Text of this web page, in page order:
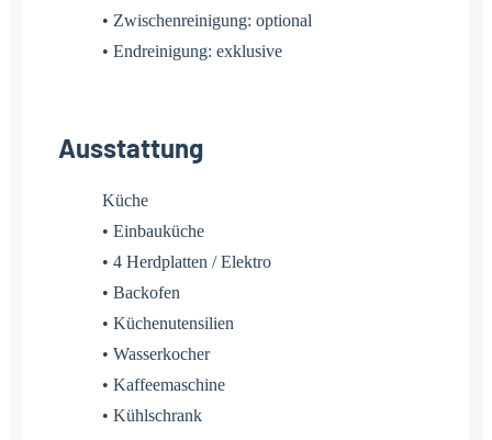
• Zwischenreinigung: optional
• Endreinigung: exklusive
Ausstattung
Küche
• Einbauküche
• 4 Herdplatten / Elektro
• Backofen
• Küchenutensilien
• Wasserkocher
• Kaffeemaschine
• Kühlschrank